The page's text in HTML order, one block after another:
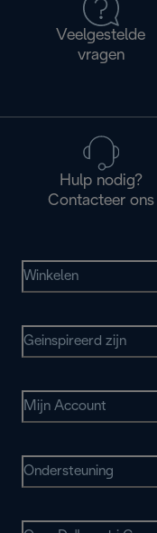
Veelgestelde
vragen
Hulp nodig?
Contacteer ons
Winkelen
Geinspireerd zijn
Mijn Account
Ondersteuning